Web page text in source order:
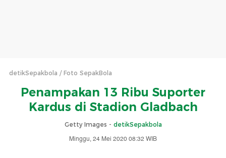
detikSepakbola Foto SepakBola
Penampakan 13 Ribu Suporter
Kardus di Stadion Gladbach
Getty Images - detikSepakbola
Minggu, 24 Mei 2020 08:32 WIB